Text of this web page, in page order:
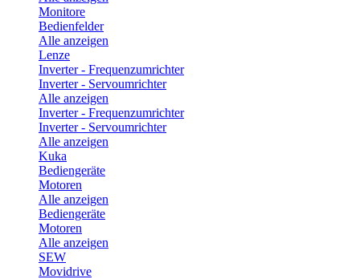
Monitore
Bedienfelder
Alle anzeigen
Lenze
Inverter - Frequenzumrichter
Inverter - Servoumrichter
Alle anzeigen
Inverter - Frequenzumrichter
Inverter - Servoumrichter
Alle anzeigen
Kuka
Bediengeräte
Motoren
Alle anzeigen
Bediengeräte
Motoren
Alle anzeigen
SEW
Movidrive